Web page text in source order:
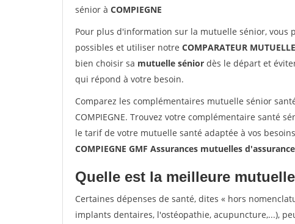
sénior à COMPIEGNE
Pour plus d'information sur la mutuelle sénior, vous
possibles et utiliser notre COMPARATEUR MUTUELLE
bien choisir sa mutuelle sénior dès le départ et
qui répond à votre besoin.
Comparez les complémentaires mutuelle sénior
COMPIEGNE. Trouvez votre complémentaire santé
le tarif de votre mutuelle santé adaptée à vos
COMPIEGNE GMF Assurances mutuelles
Quelle est la meilleure
Certaines dépenses de santé, dites « hors
implants dentaires, l'ostéopathie, acupuncture,...),